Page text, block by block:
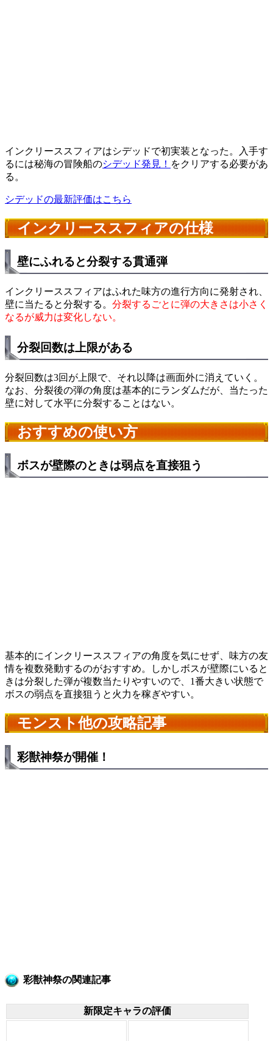
インクリーススフィアはシデッドで初実装となった。入手す
るには秘海の冒険船のシデッド発見！ をクリアする必要があ
る。
シデッドの最新評価はこちら
インクリーススフィアの仕様
壁にふれると分裂する貫通弾
インクリーススフィアはふれた味方の進行方向に発射され、
壁に当たると分裂する。 分裂するごとに弾の大きさは小さく
なるが威力は変化しない。
分裂回数は上限がある
分裂回数は3回が上限で、それ以降は画面外に消えていく。
なお、分裂後の弾の角度は基本的にランダムだが、当たった
壁に対して水平に分裂することはない。
おすすめの使い方
ボスが壁際のときは弱点を直接狙う
基本的にインクリーススフィアの角度を気にせず、味方の友
情を複数発動するのがおすすめ。しかしボスが壁際にいると
きは分裂した弾が複数当たりやすいので、1番大きい状態で
ボスの弱点を直接狙うと火力を稼ぎやすい。
モンスト他の攻略記事
彩獣神祭が開催！
彩獣神祭の関連記事
新限定キャラの評価